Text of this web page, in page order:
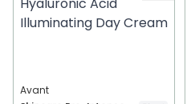
Avant